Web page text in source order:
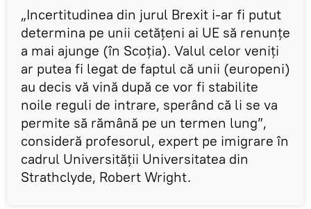
„Incertitudinea din jurul Brexit i-ar fi putut
determina pe unii cetățeni ai UE să renunțe
a mai ajunge (în Scoția). Valul celor veniți
ar putea fi legat de faptul că unii (europeni)
au decis vă vină după ce vor fi stabilite
noile reguli de intrare, sperând că li se va
permite să rămână pe un termen lung”,
consideră profesorul, expert pe imigrare în
cadrul Universității Universitatea din
Strathclyde, Robert Wright.